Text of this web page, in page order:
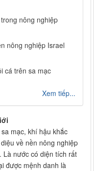
nông nghiệp
nông nghiệp Israel
cá trên sa mạc
Xem tiếp...
mạc, khí hậu khắc
về nền nông nghiệp
Là nước có diện tích rất
được mệnh danh là